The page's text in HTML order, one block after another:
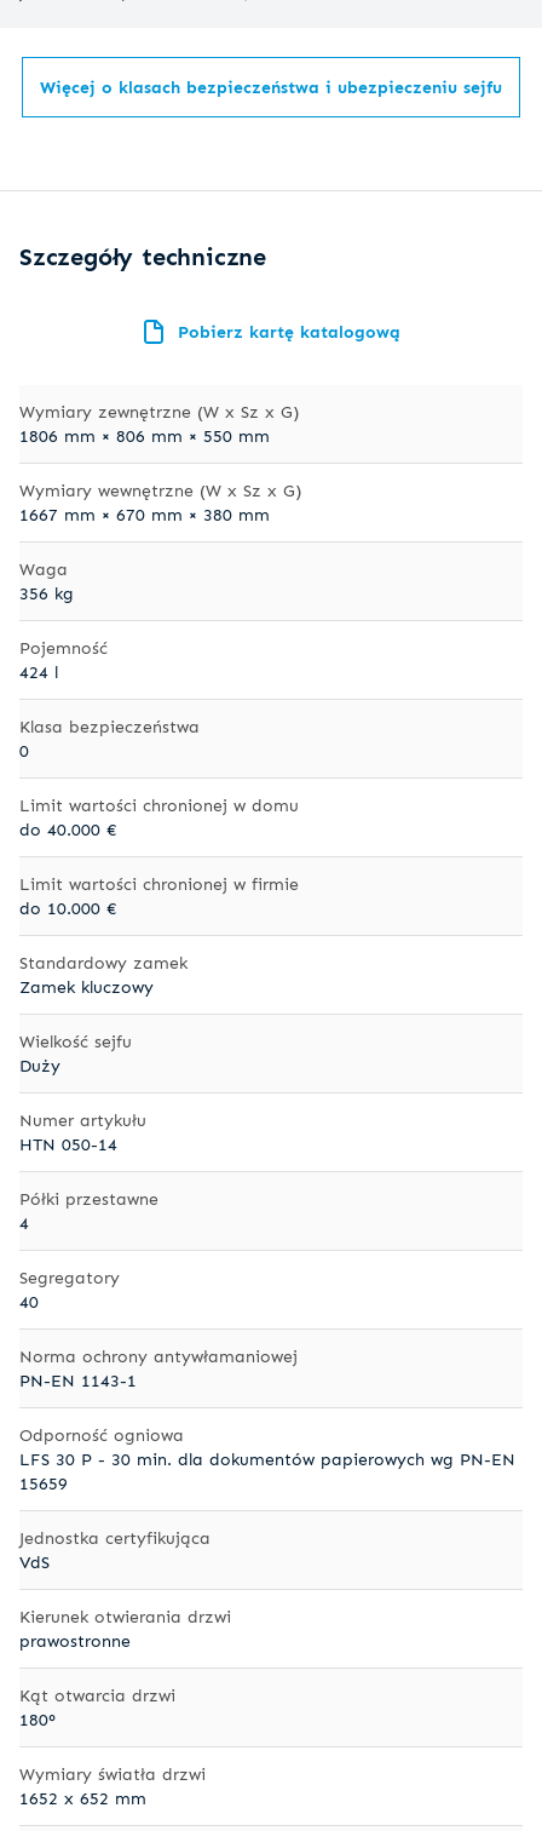
Więcej o klasach bezpieczeństwa i ubezpieczeniu sejfu
Szczegóły techniczne
Pobierz kartę katalogową
Wymiary zewnętrzne (W x Sz x G)
1806 mm × 806 mm × 550 mm
Wymiary wewnętrzne (W x Sz x G)
1667 mm × 670 mm × 380 mm
Waga
356 kg
Pojemność
424 l
Klasa bezpieczeństwa
0
Limit wartości chronionej w domu
do 40.000 €
Limit wartości chronionej w firmie
do 10.000 €
Standardowy zamek
Zamek kluczowy
Wielkość sejfu
Duży
Numer artykułu
HTN 050-14
Półki przestawne
4
Segregatory
40
Norma ochrony antywłamaniowej
PN-EN 1143-1
Odporność ogniowa
LFS 30 P - 30 min. dla dokumentów papierowych wg PN-EN
15659
Jednostka certyfikująca
VdS
Kierunek otwierania drzwi
prawostronne
Kąt otwarcia drzwi
180°
Wymiary światła drzwi
1652 x 652 mm